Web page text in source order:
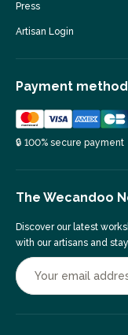
Press
Artisan Login
Payment
🔒 100% secure payment
The Wecandoo
Discover our latest
with our artisans and